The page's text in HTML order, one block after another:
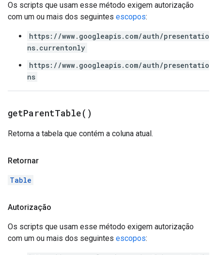
Os scripts que usam esse método exigem autorização
com um ou mais dos seguintes escopos:
https://www.googleapis.com/auth/presentatio
ns.currentonly
https://www.googleapis.com/auth/presentatio
ns
getParentTable( )
Retorna a tabela que contém a coluna atual.
Retornar
Table
Autorização
Os scripts que usam esse método exigem autorização
com um ou mais dos seguintes escopos: